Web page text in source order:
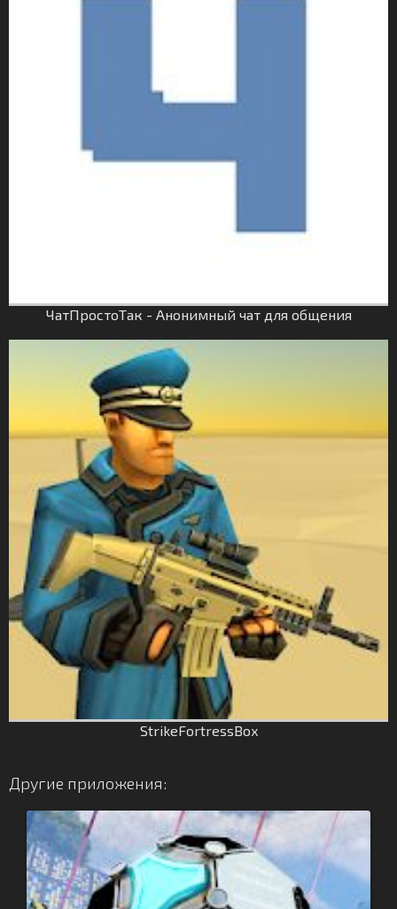
ЧатПростоТак - Анонимный чат для общения
StrikeFortressBox
Другие приложения: